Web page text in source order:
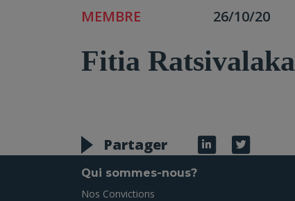
MEMBRE 26/10/20
Fitia Ratsivalaka
Partager
Qui sommes-nous?
Nos Convictions